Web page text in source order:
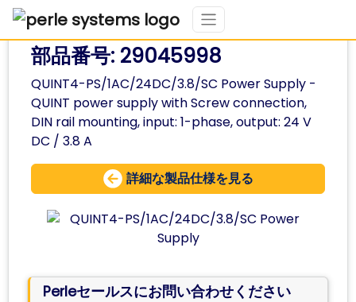
部品番号: 29045998
QUINT4-PS/1AC/24DC/3.8/SC Power Supply -
QUINT power supply with Screw connection,
DIN rail mounting, input: 1-phase, output: 24 V
DC / 3.8 A
詳細な製品仕様を見る
Perleセールスにお問い合わせください